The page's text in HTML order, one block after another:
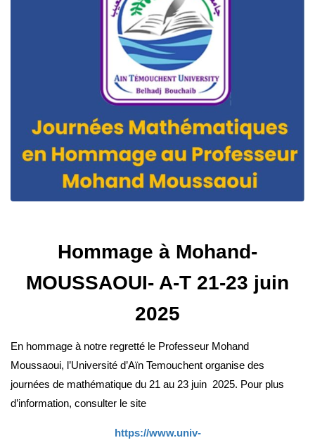
Hommage à Mohand-
MOUSSAOUI- A-T 21-23 juin
2025
En hommage à notre regretté le Professeur Mohand
Moussaoui, l’Université d’Aïn Temouchent organise des
journées de mathématique du 21 au 23 juin 2025. Pour plus
d’information, consulter le site
https://www.univ-